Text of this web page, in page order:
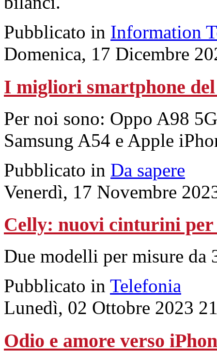
Pubblicato in Information
Domenica, 17 Dicembre
I migliori smartphone del
Per noi sono: Oppo A98
Samsung A54 e Apple
Pubblicato in Da sapere
Venerdì, 17 Novembre
Celly: nuovi cinturini per
Due modelli per misure
Pubblicato in Telefonia
Lunedì, 02 Ottobre 2023
Odio e amore verso